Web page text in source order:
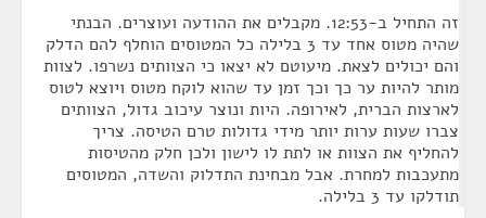
זה התחיל ב-12:53. מקבלים את ההודעה ועוצרים. הבנתי
שהיה מטוס אחד עד 3 בלילה כל המטוסים הוחלף להם הדלק
והם יכולים לצאת. מיעוטם לא יצאו כי הצוותים נשרפו. לצוות
מותר להיות ער כך וכך זמן עד שהוא לוקח מטוס ויוצא לטוס
לארצות הברית, לאירופה. היות ונוצר עיכוב גדול, הצוותים
צברו שעות ערות יותר מידי גדולות טרם הטיסה. צריך
להחליף את הצוות או לתת לו לישון ולכן חלק מהטיסות
מתעכבות למחרת. אבל מבחינת התדלוק והשדה, המטוסים
תודלקו עד 3 בלילה.